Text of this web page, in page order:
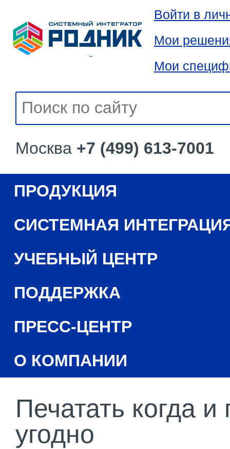
Войти в
Мои
Мои
Москва +7 (499) 613-7001
ПРОДУКЦИЯ
СИСТЕМНАЯ
УЧЕБНЫЙ ЦЕНТР
ПОДДЕРЖКА
ПРЕСС-ЦЕНТР
О КОМПАНИИ
Печатать когда и
угодно